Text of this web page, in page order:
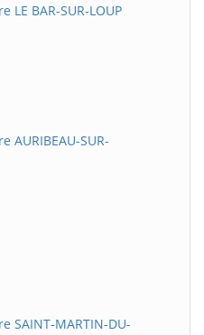
BAR-SUR-LOUP
AURIBEAU-SUR-
SAINT-MARTIN-DU-